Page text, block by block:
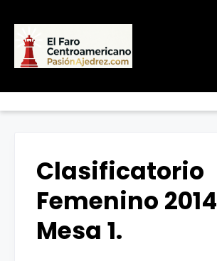
Clasificatorio
Femenino 2014
Mesa 1.